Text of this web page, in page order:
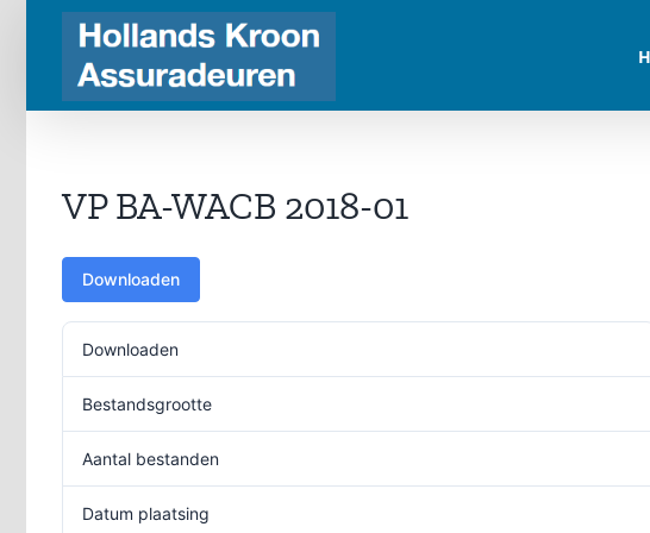
VP BA-WACB 2018-01
Downloaden
Downloaden
Bestandsgrootte
Aantal bestanden
Datum plaatsing